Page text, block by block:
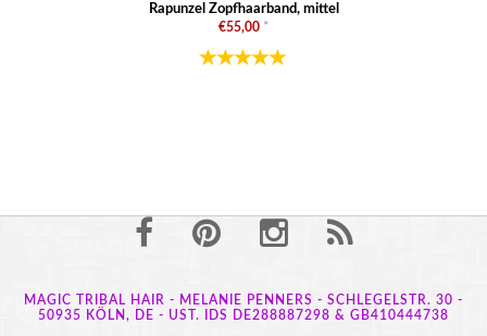
Rapunzel Zopfhaarband, mittel
€55,00 *
MAGIC TRIBAL HAIR - MELANIE PENNERS - SCHLEGELSTR. 30 -
50935 KÖLN, DE - UST. IDS DE288887298 & GB410444738